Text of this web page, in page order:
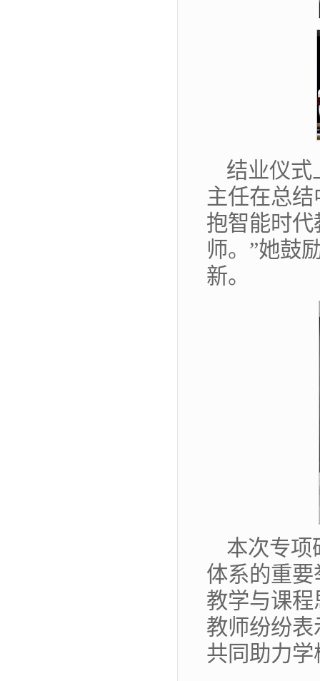
结业仪式
主任在总
抱智能时
师。”她鼓
新。
本次专项
体系的重
教学与课
教师纷纷
共同助力